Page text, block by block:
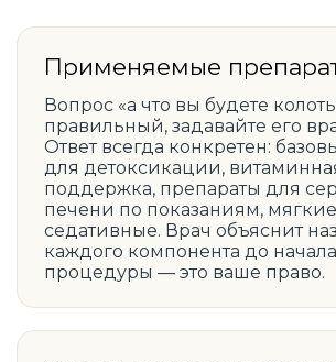
Применяемые
Вопрос «а что вы будете
правильный, задавайте его
Ответ всегда конкретен:
для детоксикации,
поддержка, препараты для
печени по показаниям, мягкие
седативные. Врач объяснит
каждого компонента до начала
процедуры — это ваше право.